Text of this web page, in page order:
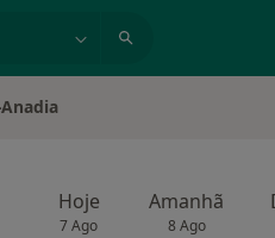
Hoje
7 Ago
Amanhã
8 Ago